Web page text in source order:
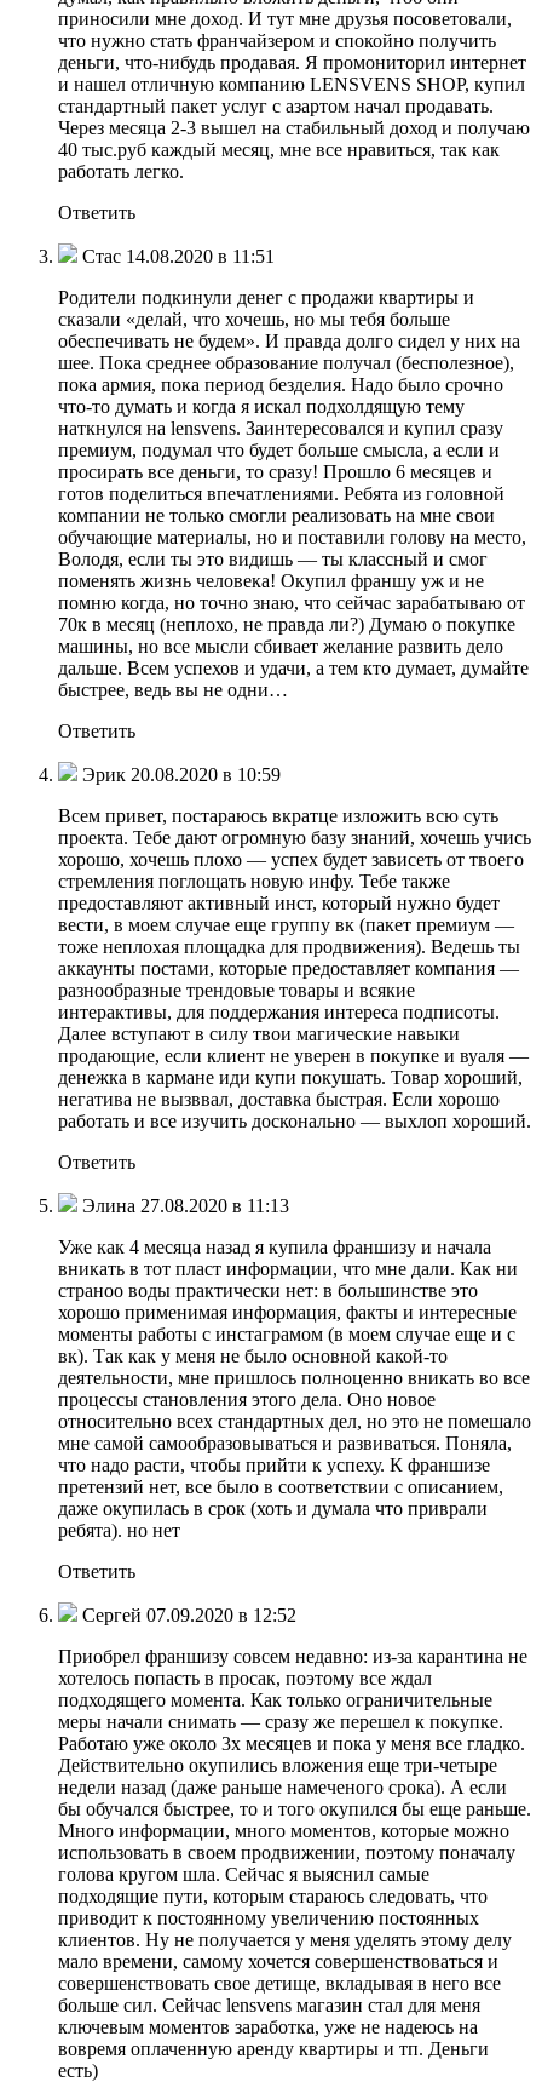
приносили мне доход. И тут мне друзья посоветовали,
что нужно стать франчайзером и спокойно получить
деньги, что-нибудь продавая. Я промониторил интернет
и нашел отличную компанию LENSVENS SHOP, купил
стандартный пакет услуг с азартом начал продавать.
Через месяца 2-3 вышел на стабильный доход и получаю
40 тыс.руб каждый месяц, мне все нравиться, так как
работать легко.
Ответить
Стас 14.08.2020 в 11:51
Родители подкинули денег с продажи квартиры и
сказали «делай, что хочешь, но мы тебя больше
обеспечивать не будем». И правда долго сидел у них на
шее. Пока среднее образование получал (бесполезное),
пока армия, пока период безделия. Надо было срочно
что-то думать и когда я искал подхолдящую тему
наткнулся на lensvens. Заинтересовался и купил сразу
премиум, подумал что будет больше смысла, а если и
просирать все деньги, то сразу! Прошло 6 месяцев и
готов поделиться впечатлениями. Ребята из головной
компании не только смогли реализовать на мне свои
обучающие материалы, но и поставили голову на место,
Володя, если ты это видишь — ты классный и смог
поменять жизнь человека! Окупил франшу уж и не
помню когда, но точно знаю, что сейчас зарабатываю от
70к в месяц (неплохо, не правда ли?) Думаю о покупке
машины, но все мысли сбивает желание развить дело
дальше. Всем успехов и удачи, а тем кто думает, думайте
быстрее, ведь вы не одни…
Ответить
Эрик 20.08.2020 в 10:59
Всем привет, постараюсь вкратце изложить всю суть
проекта. Тебе дают огромную базу знаний, хочешь учись
хорошо, хочешь плохо — успех будет зависеть от твоего
стремления поглощать новую инфу. Тебе также
предоставляют активный инст, который нужно будет
вести, в моем случае еще группу вк (пакет премиум —
тоже неплохая площадка для продвижения). Ведешь ты
аккаунты постами, которые предоставляет компания —
разнообразные трендовые товары и всякие
интерактивы, для поддержания интереса подписоты.
Далее вступают в силу твои магические навыки
продающие, если клиент не уверен в покупке и вуаля —
денежка в кармане иди купи покушать. Товар хороший,
негатива не вызввал, доставка быстрая. Если хорошо
работать и все изучить досконально — выхлоп хороший.
Ответить
Элина 27.08.2020 в 11:13
Уже как 4 месяца назад я купила франшизу и начала
вникать в тот пласт информации, что мне дали. Как ни
страноо воды практически нет: в большинстве это
хорошо применимая информация, факты и интересные
моменты работы с инстаграмом (в моем случае еще и с
вк). Так как у меня не было основной какой-то
деятельности, мне пришлось полноценно вникать во все
процессы становления этого дела. Оно новое
относительно всех стандартных дел, но это не помешало
мне самой самообразовываться и развиваться. Поняла,
что надо расти, чтобы прийти к успеху. К франшизе
претензий нет, все было в соответствии с описанием,
даже окупилась в срок (хоть и думала что приврали
ребята). но нет
Ответить
Сергей 07.09.2020 в 12:52
Приобрел франшизу совсем недавно: из-за карантина не
хотелось попасть в просак, поэтому все ждал
подходящего момента. Как только ограничительные
меры начали снимать — сразу же перешел к покупке.
Работаю уже около 3х месяцев и пока у меня все гладко.
Действительно окупились вложения еще три-четыре
недели назад (даже раньше намеченого срока). А если
бы обучался быстрее, то и того окупился бы еще раньше.
Много информации, много моментов, которые можно
использовать в своем продвижении, поэтому поначалу
голова кругом шла. Сейчас я выяснил самые
подходящие пути, которым стараюсь следовать, что
приводит к постоянному увеличению постоянных
клиентов. Ну не получается у меня уделять этому делу
мало времени, самому хочется совершенствоваться и
совершенствовать свое детище, вкладывая в него все
больше сил. Сейчас lensvens магазин стал для меня
ключевым моментов заработка, уже не надеюсь на
вовремя оплаченную аренду квартиры и тп. Деньги
есть)